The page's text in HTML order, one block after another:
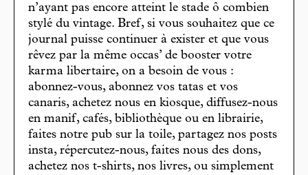
n’ayant pas encore atteint le stade ô combien
stylé du vintage. Bref, si vous souhaitez que ce
journal puisse continuer à exister et que vous
rêvez par la même occas’ de booster votre
karma libertaire, on a besoin de vous :
abonnez-vous, abonnez vos tatas et vos
canaris, achetez nous en kiosque, diffusez-nous
en manif, cafés, bibliothèque ou en librairie,
faites notre pub sur la toile, partagez nos posts
insta, répercutez-nous, faites nous des dons,
achetez nos t-shirts, nos livres, ou simplement